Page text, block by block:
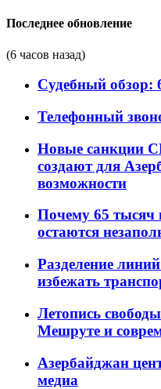
Последнее обновление
(6 часов назад)
Судебный обзор:
Телефонный
Новые санкции
создают для
возможности
Почему 65 тысяч
остаются
Разделение
избежать
Летопись
Мешруте и
Азербайджан
медиа